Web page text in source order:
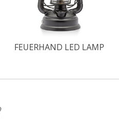
FEUERHAND LED LAMP